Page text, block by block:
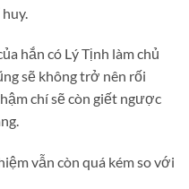
hắn có Lý Tịnh làm chủ
sẽ không trở nên rối
chí sẽ còn giết ngược
vẫn còn quá kém so với